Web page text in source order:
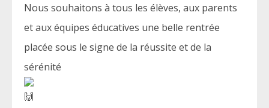
Nous souhaitons à tous les élèves, aux parents
et aux équipes éducatives une belle rentrée
placée sous le signe de la réussite et de la
sérénité